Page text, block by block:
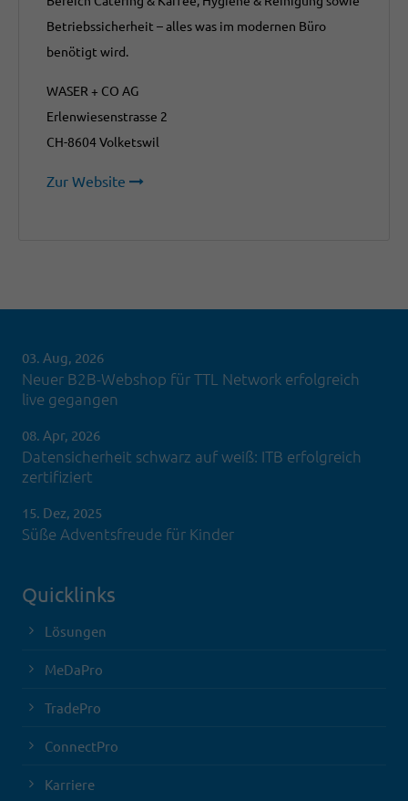
Betriebssicherheit – alles was im modernen Büro
benötigt wird.
WASER + CO AG
Erlenwiesenstrasse 2
CH-8604 Volketswil
Zur Website
03. Aug, 2026
Neuer B2B-Webshop für TTL Network erfolgreich
live gegangen
08. Apr, 2026
Datensicherheit schwarz auf weiß: ITB erfolgreich
zertifiziert
15. Dez, 2025
Süße Adventsfreude für Kinder
Quicklinks
Lösungen
MeDaPro
TradePro
ConnectPro
Karriere